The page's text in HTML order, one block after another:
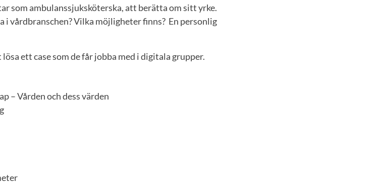
som ambulanssjuksköterska, att berätta om sitt yrke.
vårdbranschen? Vilka möjligheter finns? En personlig
ett case som de får jobba med i digitala grupper.
– Vården och dess värden